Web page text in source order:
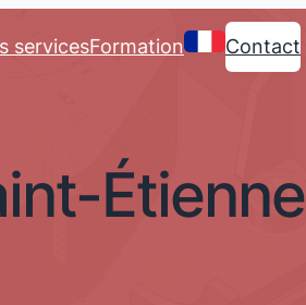
servicesFormation Contact
Étienne